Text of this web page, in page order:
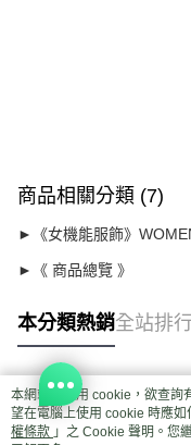
商品相關分類 (7)
►《女機能服飾》
►《 商品總覽 》
本分類熱銷全站排行
熱門標籤
本網站中使用 cookie，欲查詢
望在電腦上使用 cookie 時應
權條款 」之 Cookie 聲明。您